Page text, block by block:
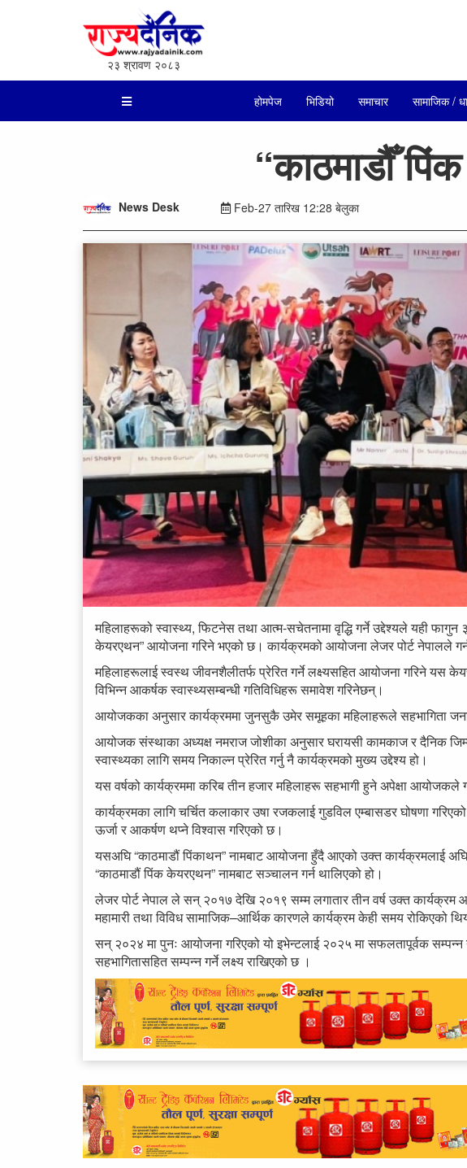
२३ श्रावण २०८३
होमपेज भिडियो समाचार सामाजिक /
“काठमाडौँ
News Desk Feb-27 तारिख 12:28 बेलुका
महिलाहरूको स्वास्थ्य, फिटनेस तथा आत्म-सचेतनामा वृद्धि गर्ने उद्देश्यले यही फागुन
केयरएथन” आयोजना गरिने भएको छ। कार्यक्रमको आयोजना लेजर पोर्ट नेपालले
महिलाहरूलाई स्वस्थ जीवनशैलीतर्फ प्रेरित गर्ने लक्ष्यसहित आयोजना गरिने यस
विभिन्न आकर्षक स्वास्थ्यसम्बन्धी गतिविधिहरू समावेश गरिनेछन्।
आयोजकका अनुसार कार्यक्रममा जुनसुकै उमेर समूहका महिलाहरूले सहभागिता
आयोजक संस्थाका अध्यक्ष नमराज जोशीका अनुसार घरायसी कामकाज र दैनिक
स्वास्थ्यका लागि समय निकाल्न प्रेरित गर्नु नै कार्यक्रमको मुख्य उद्देश्य हो।
यस वर्षको कार्यक्रममा करिब तीन हजार महिलाहरू सहभागी हुने अपेक्षा आयोजकले
कार्यक्रमका लागि चर्चित कलाकार उषा रजकलाई गुडविल एम्बासडर घोषणा
ऊर्जा र आकर्षण थप्ने विश्वास गरिएको छ।
यसअघि “काठमाडौं पिंकाथन” नामबाट आयोजना हुँदै आएको उक्त कार्यक्रमलाई
“काठमाडौं पिंक केयरएथन” नामबाट सञ्चालन गर्न थालिएको हो।
लेजर पोर्ट नेपाल ले सन् २०१७ देखि २०१९ सम्म लगातार तीन वर्ष उक्त कार्यक्रम
महामारी तथा विविध सामाजिक–आर्थिक कारणले कार्यक्रम केही समय रोकिएको
सन् २०२४ मा पुनः आयोजना गरिएको यो इभेन्टलाई २०२५ मा सफलतापूर्वक सम्पन्न
सहभागितासहित सम्पन्न गर्ने लक्ष्य राखिएको छ ।